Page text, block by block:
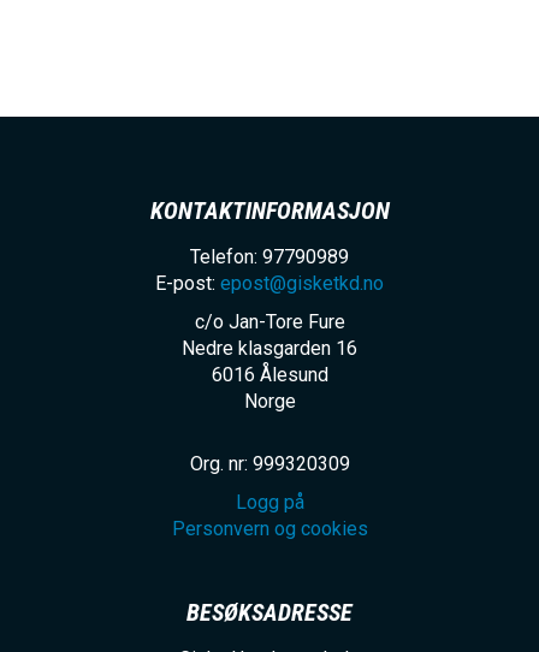
KONTAKTINFORMASJON
Telefon: 97790989
E-post: epost@gisketkd.no
c/o Jan-Tore Fure
Nedre klasgarden 16
6016 Ålesund
Norge
Org. nr: 999320309
Logg på
Personvern og cookies
BESØKSADRESSE